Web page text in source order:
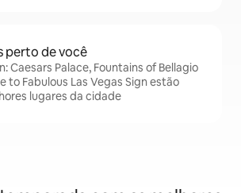
perto de você
Caesars Palace, Fountains of Bellagio
to Fabulous Las Vegas Sign estão
lugares da cidade